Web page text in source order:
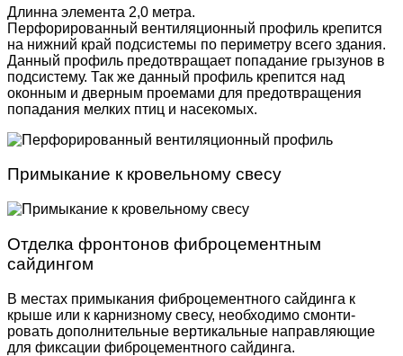
Длинна элемента 2,0 метра.
Перфорированный вентиляционный профиль крепится
на нижний край подсистемы по периметру всего здания.
Данный профиль предотвращает попадание грызунов в
подсистему. Так же данный профиль крепится над
оконным и дверным проемами для предотвращения
попадания мелких птиц и насекомых.
Примыкание к кровельному свесу
Отделка фронтонов фиброцементным
сайдингом
В местах примыкания фиброцементного сайдинга к
крыше или к карнизному свесу, необходимо смонти­
ровать дополнительные вертикальные направляю­щие
для фиксации фиброцементного сайдинга.